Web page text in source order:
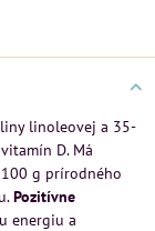
linoleovej a 35-
D. Má
g prírodného
Pozitívne
energiu a